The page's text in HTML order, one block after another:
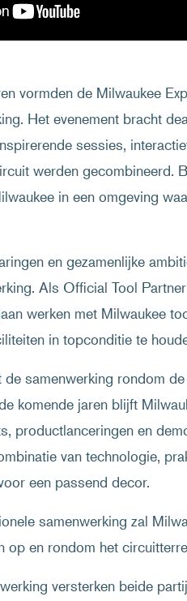
vormden de Milwaukee
Het evenement bracht
sessies,
werden gecombineerd.
in een omgeving
en gezamenlijke
Als Official Tool
werken met Milwaukee
in topconditie te
samenwerking rondom
komende jaren blijft
productlanceringen en
van technologie,
een passend decor.
samenwerking zal
op en rondom het
versterken beide